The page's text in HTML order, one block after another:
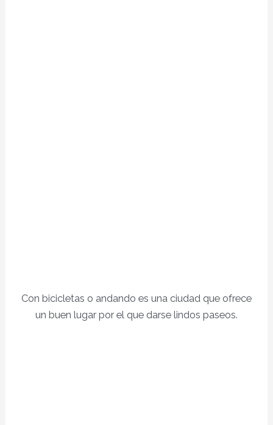
Con bicicletas o andando es una ciudad que ofrece
un buen lugar por el que darse lindos paseos.